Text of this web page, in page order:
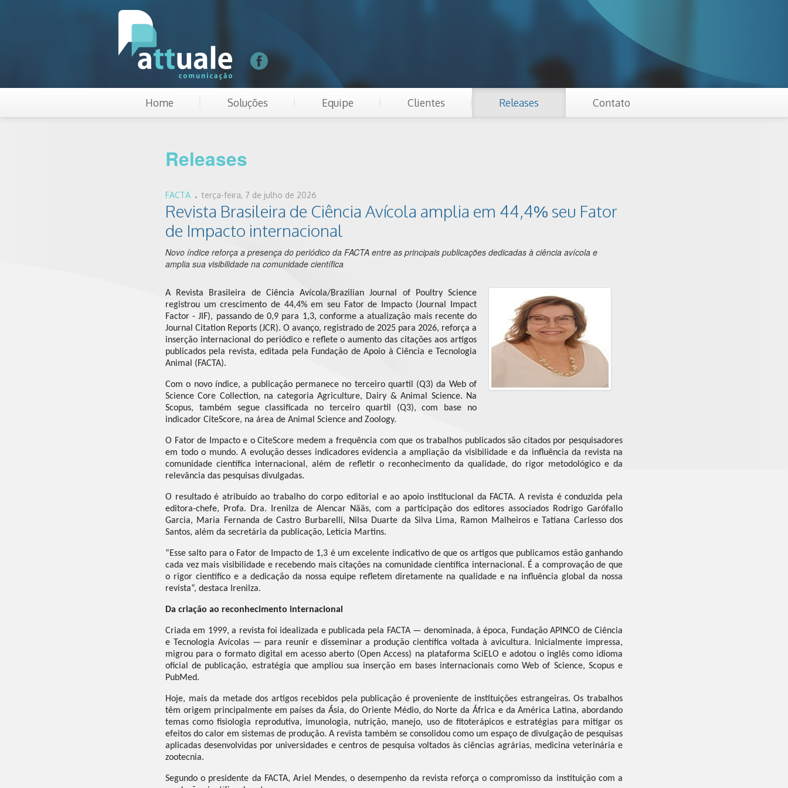
Home Soluções Equipe Clientes Releases Contato
Releases
FACTA . terça-feira, 7 de julho de 2026
Revista Brasileira de Ciência Avícola amplia em 44,4% seu Fator
de Impacto internacional
Novo índice reforça a presença do periódico da FACTA entre as principais publicações dedicadas à ciência avícola e
amplia sua visibilidade na comunidade científica
A Revista Brasileira de Ciência Avícola/Brazilian Journal of Poultry Science
registrou um crescimento de 44,4% em seu Fator de Impacto (Journal Impact
Factor - JIF), passando de 0,9 para 1,3, conforme a atualização mais recente do
Journal Citation Reports (JCR). O avanço, registrado de 2025 para 2026, reforça a
inserção internacional do periódico e reflete o aumento das citações aos artigos
publicados pela revista, editada pela Fundação de Apoio à Ciência e Tecnologia
Animal (FACTA).
Com o novo índice, a publicação permanece no terceiro quartil (Q3) da Web of
Science Core Collection, na categoria Agriculture, Dairy & Animal Science. Na
Scopus, também segue classificada no terceiro quartil (Q3), com base no
indicador CiteScore, na área de Animal Science and Zoology.
O Fator de Impacto e o CiteScore medem a frequência com que os trabalhos publicados são citados por pesquisadores
em todo o mundo. A evolução desses indicadores evidencia a ampliação da visibilidade e da influência da revista na
comunidade científica internacional, além de refletir o reconhecimento da qualidade, do rigor metodológico e da
relevância das pesquisas divulgadas.
O resultado é atribuído ao trabalho do corpo editorial e ao apoio institucional da FACTA. A revista é conduzida pela
editora-chefe, Profa. Dra. Irenilza de Alencar Nääs, com a participação dos editores associados Rodrigo Garófallo
Garcia, Maria Fernanda de Castro Burbarelli, Nilsa Duarte da Silva Lima, Ramon Malheiros e Tatiana Carlesso dos
Santos, além da secretária da publicação, Letícia Martins.
“Esse salto para o Fator de Impacto de 1,3 é um excelente indicativo de que os artigos que publicamos estão ganhando
cada vez mais visibilidade e recebendo mais citações na comunidade científica internacional. É a comprovação de que
o rigor científico e a dedicação da nossa equipe refletem diretamente na qualidade e na influência global da nossa
revista”, destaca Irenilza.
Da criação ao reconhecimento internacional
Criada em 1999, a revista foi idealizada e publicada pela FACTA — denominada, à época, Fundação APINCO de Ciência
e Tecnologia Avícolas — para reunir e disseminar a produção científica voltada à avicultura. Inicialmente impressa,
migrou para o formato digital em acesso aberto (Open Access) na plataforma SciELO e adotou o inglês como idioma
oficial de publicação, estratégia que ampliou sua inserção em bases internacionais como Web of Science, Scopus e
PubMed.
Hoje, mais da metade dos artigos recebidos pela publicação é proveniente de instituições estrangeiras. Os trabalhos
têm origem principalmente em países da Ásia, do Oriente Médio, do Norte da África e da América Latina, abordando
temas como fisiologia reprodutiva, imunologia, nutrição, manejo, uso de fitoterápicos e estratégias para mitigar os
efeitos do calor em sistemas de produção. A revista também se consolidou como um espaço de divulgação de pesquisas
aplicadas desenvolvidas por universidades e centros de pesquisa voltados às ciências agrárias, medicina veterinária e
zootecnia.
Segundo o presidente da FACTA, Ariel Mendes, o desempenho da revista reforça o compromisso da instituição com a